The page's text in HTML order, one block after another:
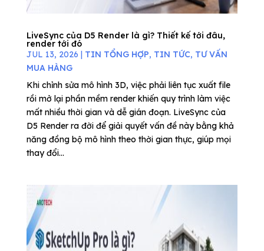
LiveSync của D5 Render là gì? Thiết kế tới đâu,
render tới đó
JUL 13, 2026 | TIN TỔNG HỢP, TIN TỨC, TƯ VẤN
MUA HÀNG
Khi chỉnh sửa mô hình 3D, việc phải liên tục xuất file
rồi mở lại phần mềm render khiến quy trình làm việc
mất nhiều thời gian và dễ gián đoạn. LiveSync của
D5 Render ra đời để giải quyết vấn đề này bằng khả
năng đồng bộ mô hình theo thời gian thực, giúp mọi
thay đổi...